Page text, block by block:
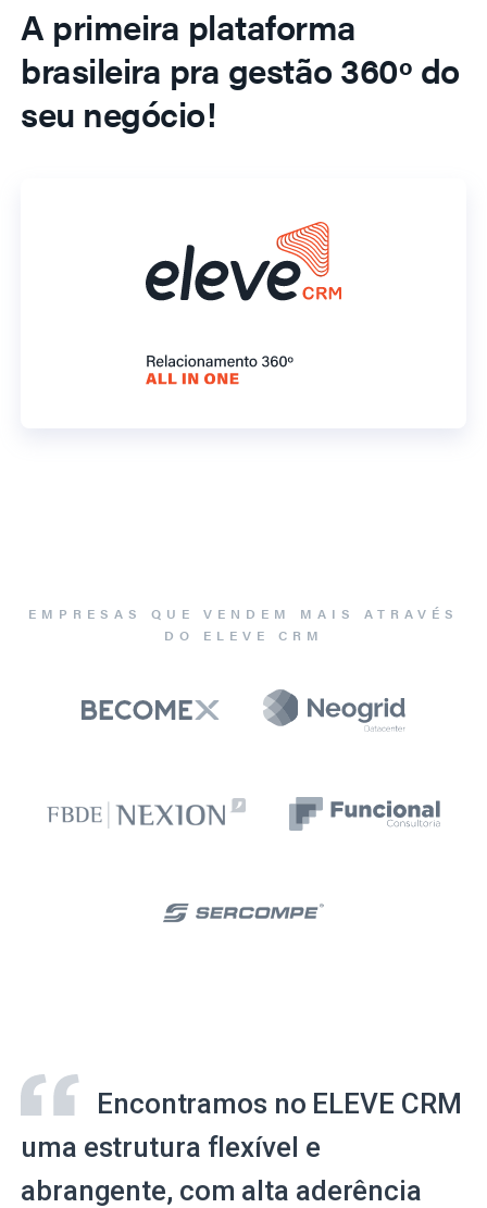
A primeira plataforma
brasileira pra gestão 360º do
seu negócio!
EMPRESAS QUE VENDEM MAIS ATRAVÉS
DO ELEVE CRM
Encontramos no ELEVE CRM
uma estrutura flexível e
abrangente, com alta aderência